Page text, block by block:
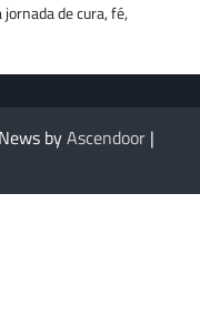
de cura, fé,
byAscendoor |